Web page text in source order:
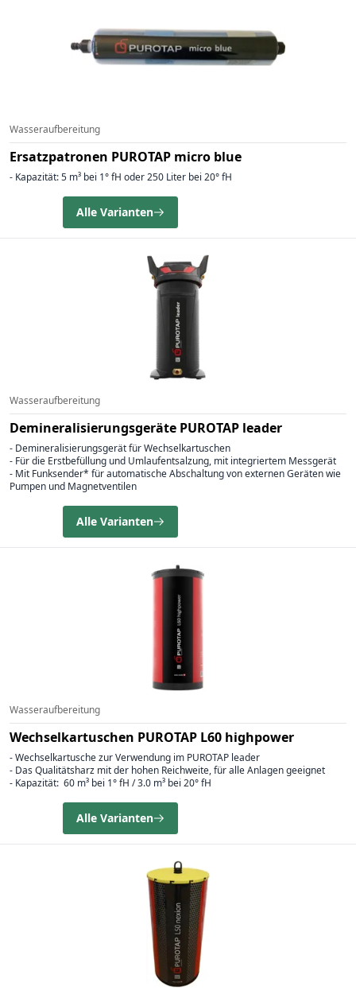
Wasseraufbereitung
Ersatzpatronen PUROTAP micro blue
- Kapazität: 5 m³ bei 1° fH oder 250 Liter bei 20° fH
Alle Varianten
Wasseraufbereitung
Demineralisierungsgeräte PUROTAP leader
- Demineralisierungsgerät für Wechselkartuschen
- Für die Erstbefüllung und Umlaufentsalzung, mit integriertem Messgerät
- Mit Funksender* für automatische Abschaltung von externen Geräten wie
Pumpen und Magnetventilen
Alle Varianten
Wasseraufbereitung
Wechselkartuschen PUROTAP L60 highpower
- Wechselkartusche zur Verwendung im PUROTAP leader
- Das Qualitätsharz mit der hohen Reichweite, für alle Anlagen geeignet
- Kapazität: 60 m³ bei 1° fH / 3.0 m³ bei 20° fH
Alle Varianten